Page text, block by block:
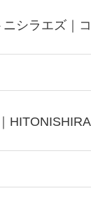
シラエズ｜